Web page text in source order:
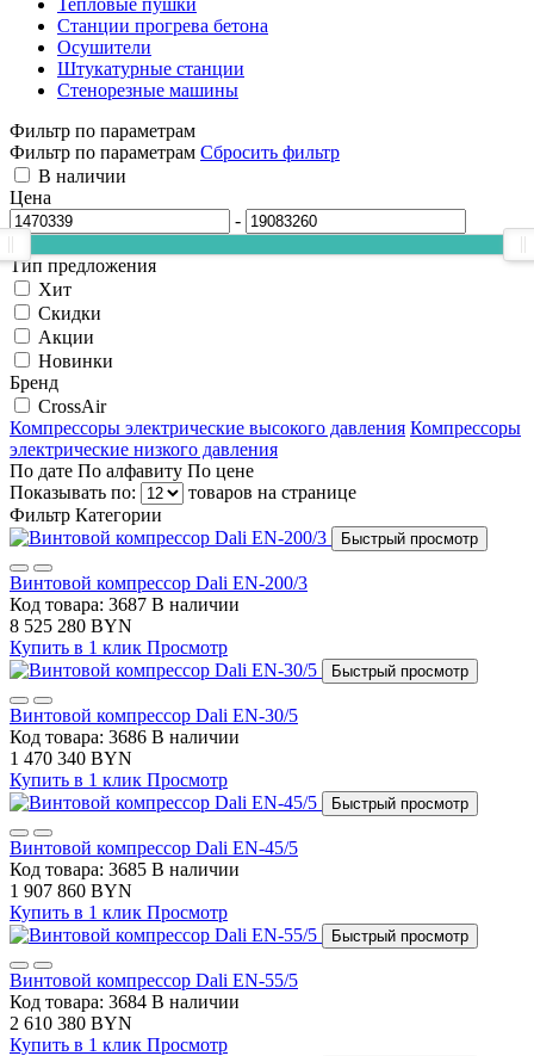
Станции прогрева бетона
Осушители
Штукатурные станции
Стенорезные машины
Фильтр по параметрам
Фильтр по параметрам Сбросить фильтр
В наличии
Цена
-
Тип предложения
Хит
Скидки
Акции
Новинки
Бренд
CrossAir
Компрессоры электрические высокого давления Компрессоры
электрические низкого давления
По дате По алфавиту По цене
Показывать по:
товаров на странице
Фильтр Категории
Быстрый просмотр
Винтовой компрессор Dali EN-200/3
Код товара: 3687 В наличии
8 525 280 BYN
Купить в 1 клик Просмотр
Быстрый просмотр
Винтовой компрессор Dali EN-30/5
Код товара: 3686 В наличии
1 470 340 BYN
Купить в 1 клик Просмотр
Быстрый просмотр
Винтовой компрессор Dali EN-45/5
Код товара: 3685 В наличии
1 907 860 BYN
Купить в 1 клик Просмотр
Быстрый просмотр
Винтовой компрессор Dali EN-55/5
Код товара: 3684 В наличии
2 610 380 BYN
Купить в 1 клик Просмотр